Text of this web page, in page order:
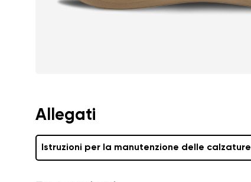
Allegati
Istruzioni per la manutenzione delle calzature